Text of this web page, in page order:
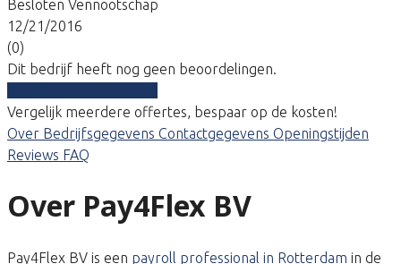
Besloten Vennootschap
12/21/2016
(0)
Dit bedrijf heeft nog geen beoordelingen.
Vergelijk meerdere offertes, bespaar op de kosten!
Over Bedrijfsgegevens Contactgegevens Openingstijden
Reviews FAQ
Over Pay4Flex BV
Pay4Flex BV is een payroll professional in Rotterdam in de